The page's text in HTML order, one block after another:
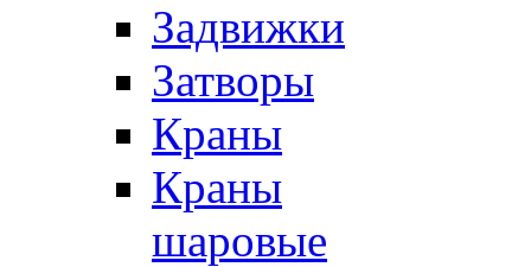
Задвижки
Затворы
Краны
Краны
шаровые